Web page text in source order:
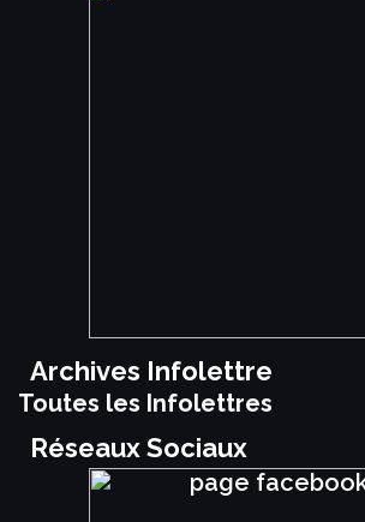
Archives Infolettre
Toutes les Infolettres
Réseaux Sociaux